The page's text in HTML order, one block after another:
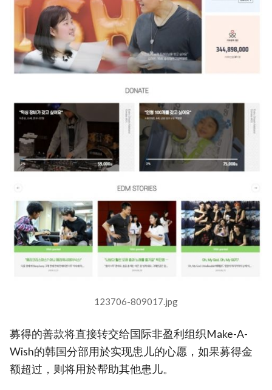
123706-809017.jpg
募得的善款将直接转交给国际非盈利组织Make-A-
Wish的韩国分部用於实现患儿的心愿，如果募得金
额超过，则将用於帮助其他患儿。